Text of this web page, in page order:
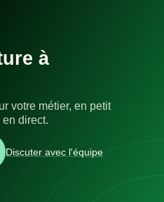
à
votre métier, en petit
direct.
Discuter avec l'équipe